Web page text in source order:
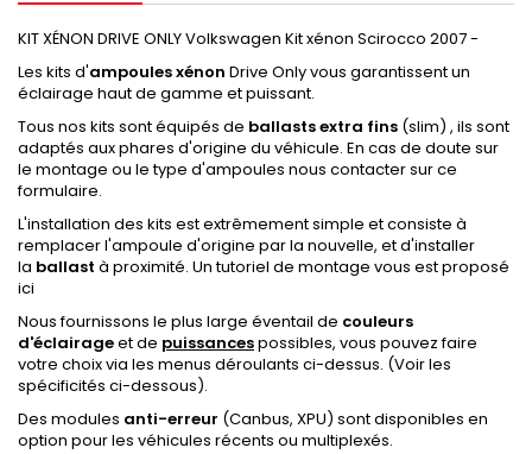
KIT XÉNON DRIVE ONLY Volkswagen Kit xénon Scirocco 2007 -
Les kits d'ampoules xénon Drive Only vous garantissent un
éclairage haut de gamme et puissant.
Tous nos kits sont équipés de ballasts extra fins (slim) , ils sont
adaptés aux phares d'origine du véhicule. En cas de doute sur
le montage ou le type d'ampoules nous contacter sur ce
formulaire.
L'installation des kits est extrêmement simple et consiste à
remplacer l'ampoule d'origine par la nouvelle, et d'installer
la ballast à proximité. Un tutoriel de montage vous est proposé
ici
Nous fournissons le plus large éventail de couleurs
d'éclairageet de puissancespossibles, vous pouvez faire
votre choix via les menus déroulants ci-dessus. (Voir les
spécificités ci-dessous).
Des modules anti-erreur (Canbus, XPU) sont disponibles en
option pour les véhicules récents ou multiplexés.